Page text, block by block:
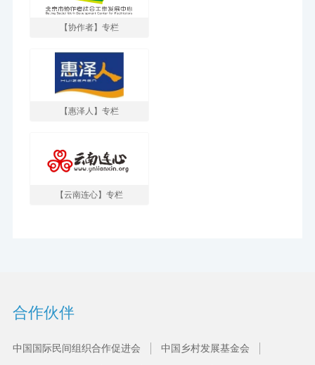
【协作者】专栏
【惠泽人】专栏
【云南连心】专栏
合作伙伴
中国国际民间组织合作促进会 中国乡村发展基金会